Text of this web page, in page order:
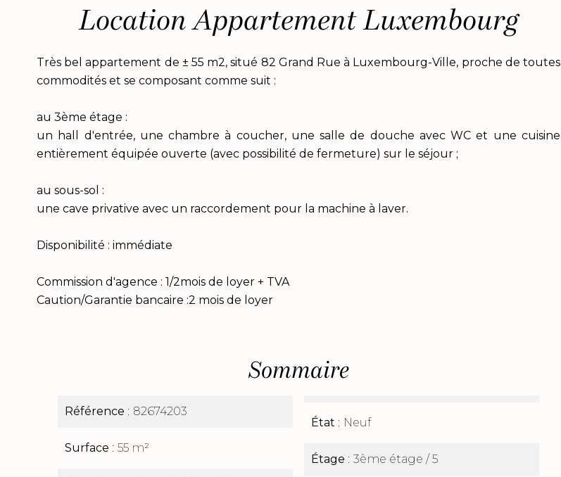
Location Appartement Luxembourg
Très bel appartement de ± 55 m2, situé 82 Grand Rue à Luxembourg-Ville, proche de toutes
commodités et se composant comme suit :
au 3ème étage :
un hall d'entrée, une chambre à coucher, une salle de douche avec WC et une cuisine
entièrement équipée ouverte (avec possibilité de fermeture) sur le séjour ;
au sous-sol :
une cave privative avec un raccordement pour la machine à laver.
Disponibilité : immédiate
Commission d'agence : 1/2mois de loyer + TVA
Caution/Garantie bancaire :2 mois de loyer
Sommaire
Référence 82674203
Surface 55 m²
État Neuf
Étage 3ème étage / 5